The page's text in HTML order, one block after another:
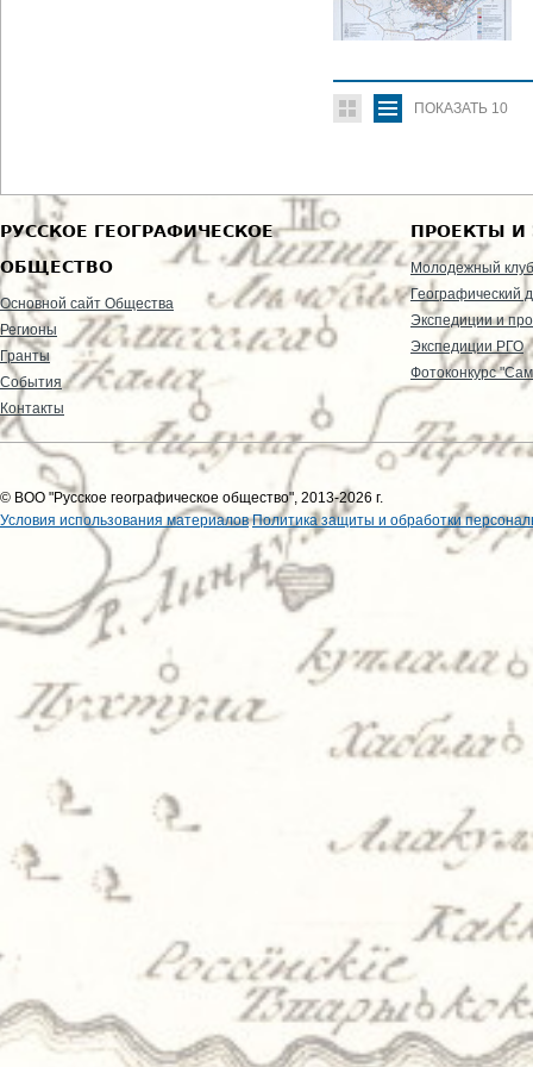
ПОКАЗАТЬ 10
РУССКОЕ ГЕОГРАФИЧЕСКОЕ
ОБЩЕСТВО
Основной сайт Общества
Регионы
Гранты
События
Контакты
ПРОЕКТЫ И
Молодежный клуб
Географический
Экспедиции и
Экспедиции РГО
Фотоконкурс
© ВОО "Русское географическое общество", 2013-2026 г.
Условия использования материалов Политика защиты и обработки